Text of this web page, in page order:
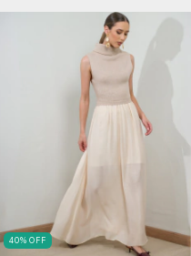
40% OFF